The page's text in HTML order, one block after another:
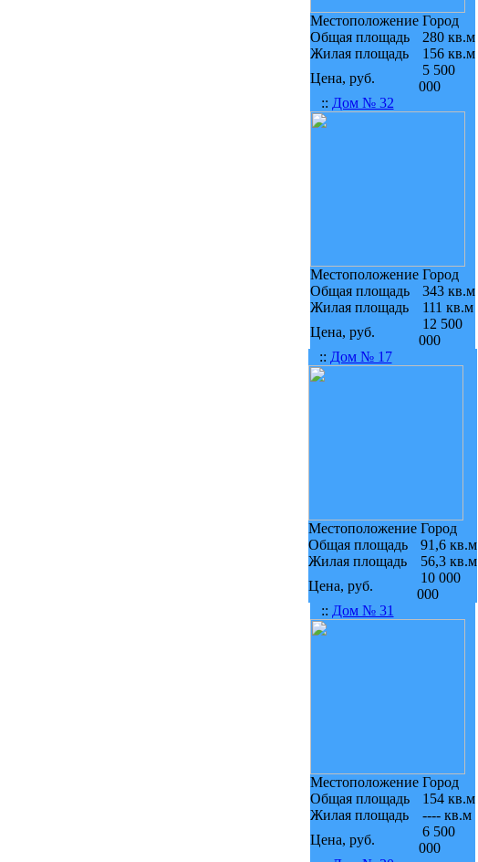
МестоположениеГород
Общая площадь
280 кв.м
Жилая площадь
156 кв.м
Цена, руб.
5 500
000
:: Дом № 32
МестоположениеГород
Общая площадь
343 кв.м
Жилая площадь
111 кв.м
Цена, руб.
12 500
000
:: Дом № 17
МестоположениеГород
Общая площадь
91,6 кв.м
Жилая площадь
56,3 кв.м
Цена, руб.
10 000
000
:: Дом № 31
МестоположениеГород
Общая площадь
154 кв.м
Жилая площадь
---- кв.м
Цена, руб.
6 500
000